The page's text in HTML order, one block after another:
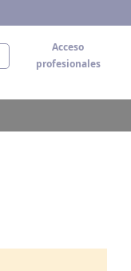
Acceso
profesionales